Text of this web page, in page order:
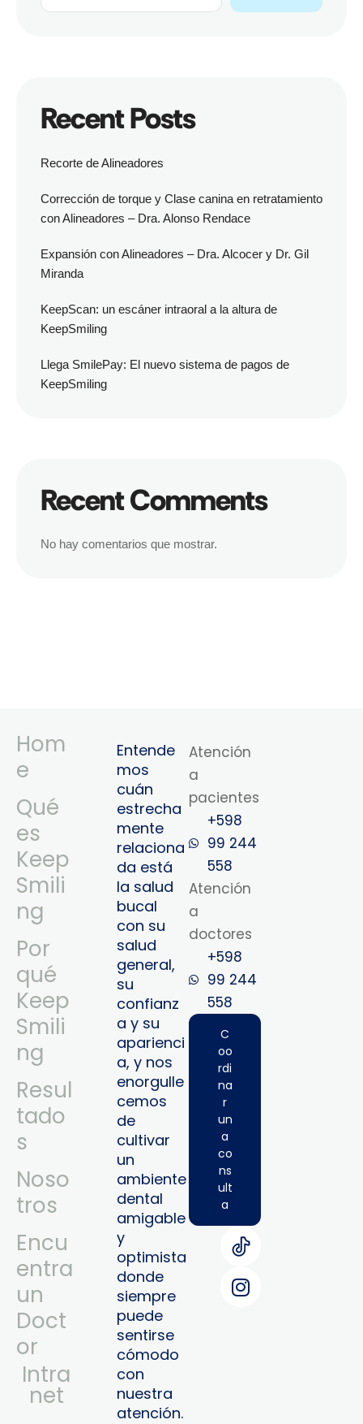
Recent Posts
Recorte de Alineadores
Corrección de torque y Clase canina en retratamiento
con Alineadores – Dra. Alonso Rendace
Expansión con Alineadores – Dra. Alcocer y Dr. Gil
Miranda
KeepScan: un escáner intraoral a la altura de
KeepSmiling
Llega SmilePay: El nuevo sistema de pagos de
KeepSmiling
Recent Comments
No hay comentarios que mostrar.
Hom
e
Qué
es
Keep
Smili
ng
Por
qué
Keep
Smili
ng
Resul
tado
s
Noso
tros
Encu
entra
un
Doct
or
Intra
Net
Entende
mos
cuán
estrecha
mente
relaciona
da está
la salud
bucal
con su
salud
general,
su
confianz
a y su
aparienci
a, y nos
enorgulle
cemos
de
cultivar
un
ambiente
dental
amigable
y
optimista
donde
siempre
puede
sentirse
cómodo
con
nuestra
atención.
Atención
a
pacientes
+598
99 244
558
Atención
a
doctores
+598
99 244
558‬‬
C
oo
rdi
na
r
un
a
co
ns
ult
a